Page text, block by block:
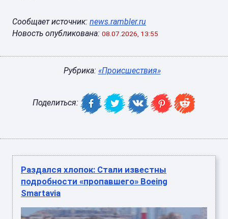
Сообщает источник: news.rambler.ru
Новость опубликована: 08.07.2026, 13:55
Рубрика: «Происшествия»
Поделиться:
Раздался хлопок: Стали известны
подробности «пропавшего» Boeing
Smartavia